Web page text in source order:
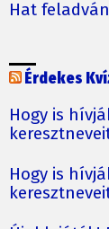
Hat
Érdekes
Hogy is
Hogy is